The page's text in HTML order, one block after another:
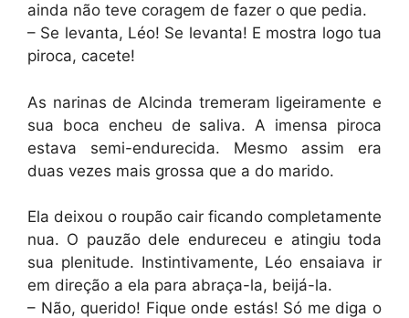
ainda não teve coragem de fazer o que pedia.
– Se levanta, Léo! Se levanta! E mostra logo tua
piroca, cacete!
As narinas de Alcinda tremeram ligeiramente e
sua boca encheu de saliva. A imensa piroca
estava semi-endurecida. Mesmo assim era
duas vezes mais grossa que a do marido.
Ela deixou o roupão cair ficando completamente
nua. O pauzão dele endureceu e atingiu toda
sua plenitude. Instintivamente, Léo ensaiava ir
em direção a ela para abraça-la, beijá-la.
– Não, querido! Fique onde estás! Só me diga o